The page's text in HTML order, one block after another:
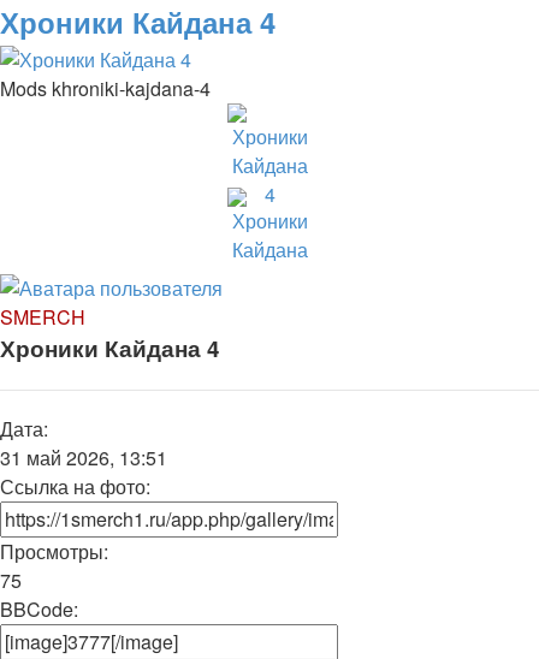
Хроники Кайдана 4
Mods khroniki-kajdana-4
SMERCH
Хроники Кайдана 4
Дата:
31 май 2026, 13:51
Ссылка на фото:
Просмотры:
75
BBCode: